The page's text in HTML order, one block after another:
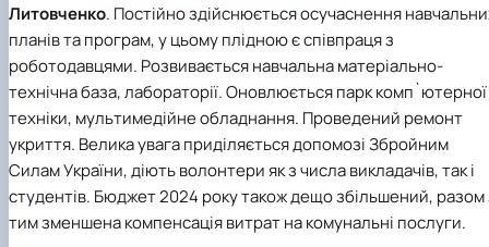
Литовченко. Постійно здійснюється осучаснення
планів та програм, у цьому плідною є співпраця з
роботодавцями. Розвивається навчальна матеріально-
технічна база, лабораторії. Оновлюється парк комп`ютерної
техніки, мультимедійне обладнання. Проведений ремонт
укриття. Велика увага приділяється допомозі Збройним
Силам України, діють волонтери як з числа викладачів, так і
студентів. Бюджет 2024 року також дещо збільшений, разом
тим зменшена компенсація витрат на комунальні послуги.